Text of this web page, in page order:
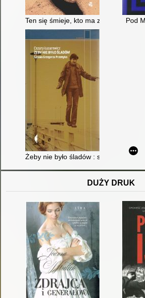
Ten się śmieje, kto ma zęby Pod
Żeby nie było śladów : sprawa
DUŻY DRUK